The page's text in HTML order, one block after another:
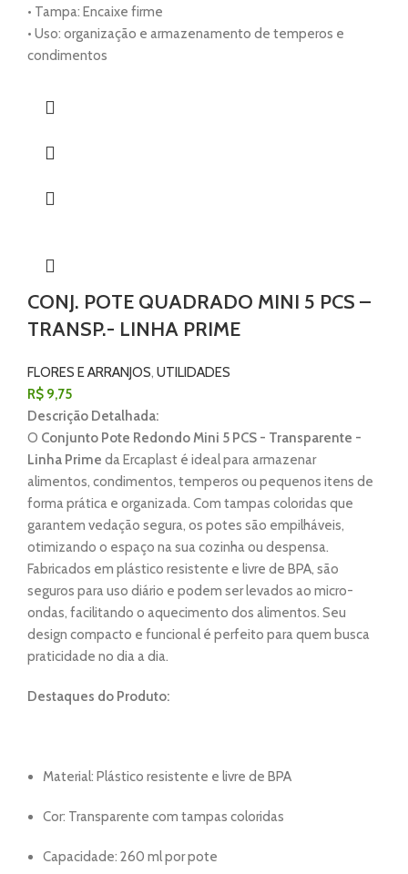
• Tampa: Encaixe firme
• Uso: organização e armazenamento de temperos e
condimentos
CONJ. POTE QUADRADO MINI 5 PCS –
TRANSP.- LINHA PRIME
FLORES E ARRANJOS, UTILIDADES
R$ 9,75
Descrição Detalhada:
O Conjunto Pote Redondo Mini 5 PCS - Transparente -
Linha Prime da Ercaplast é ideal para armazenar
alimentos, condimentos, temperos ou pequenos itens de
forma prática e organizada. Com tampas coloridas que
garantem vedação segura, os potes são empilháveis,
otimizando o espaço na sua cozinha ou despensa.
Fabricados em plástico resistente e livre de BPA, são
seguros para uso diário e podem ser levados ao micro-
ondas, facilitando o aquecimento dos alimentos. Seu
design compacto e funcional é perfeito para quem busca
praticidade no dia a dia.
Destaques do Produto:
Material: Plástico resistente e livre de BPA
Cor: Transparente com tampas coloridas
Capacidade: 260 ml por pote